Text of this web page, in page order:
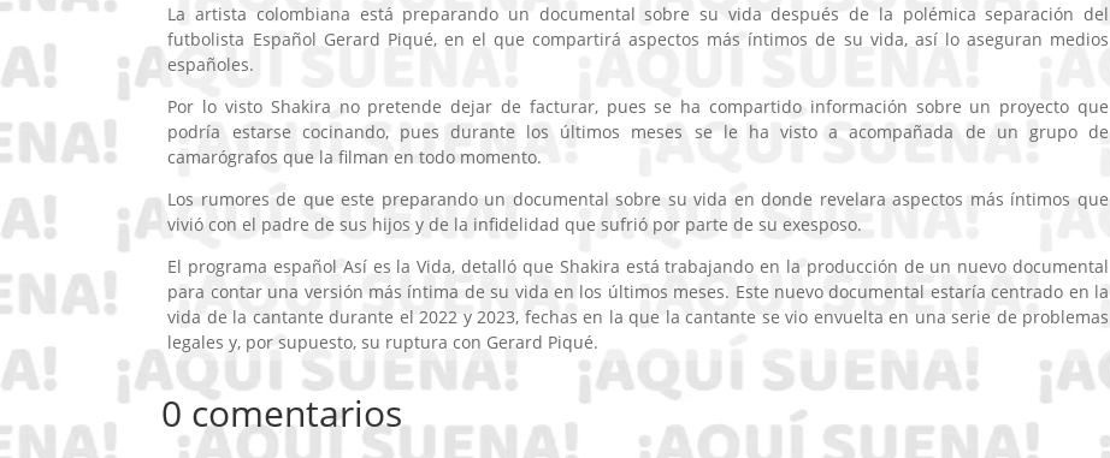
La artista colombiana está preparando un documental sobre su vida después de la polémica separación del
futbolista Español Gerard Piqué, en el que compartirá aspectos más íntimos de su vida, así lo aseguran medios
españoles.
Por lo visto Shakira no pretende dejar de facturar, pues se ha compartido información sobre un proyecto que
podría estarse cocinando, pues durante los últimos meses se le ha visto a acompañada de un grupo de
camarógrafos que la filman en todo momento.
Los rumores de que este preparando un documental sobre su vida en donde revelara aspectos más íntimos que
vivió con el padre de sus hijos y de la infidelidad que sufrió por parte de su exesposo.
El programa español Así es la Vida, detalló que Shakira está trabajando en la producción de un nuevo documental
para contar una versión más íntima de su vida en los últimos meses. Este nuevo documental estaría centrado en la
vida de la cantante durante el 2022 y 2023, fechas en la que la cantante se vio envuelta en una serie de problemas
legales y, por supuesto, su ruptura con Gerard Piqué.
0 comentarios